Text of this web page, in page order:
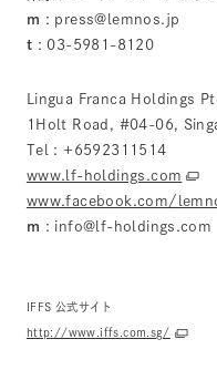
m : press@lemnos.jp
t : 03-5981-8120
Lingua Franca Holdings
1Holt Road, #04-06,
Tel : +6592311514
www.lf-holdings.com
www.facebook.com/
m : info@lf-holdings.com
IFFS 公式サイト
http://www.iffs.com.sg/